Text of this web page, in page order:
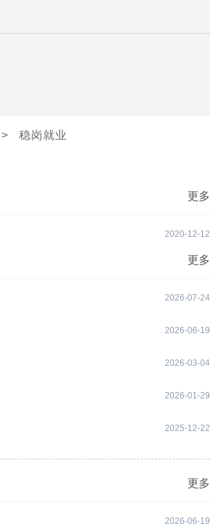
> 稳岗就业
更多
2020-12-12
更多
2026-07-24
2026-06-19
2026-03-04
2026-01-29
2025-12-22
更多
2026-06-19